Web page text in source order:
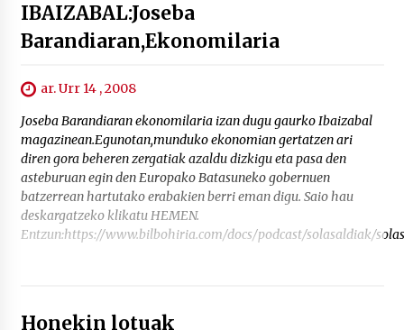
IBAIZABAL:Joseba
Barandiaran,Ekonomilaria
ar. Urr 14 , 2008
Joseba Barandiaran ekonomilaria izan dugu gaurko Ibaizabal
magazinean.Egunotan,munduko ekonomian gertatzen ari
diren gora beheren zergatiak azaldu dizkigu eta pasa den
asteburuan egin den Europako Batasuneko gobernuen
batzerrean hartutako erabakien berri eman digu. Saio hau
deskargatzeko klikatu HEMEN.
Entzun:https://www.bilbohiria.com/docs/podcast/solasaldiak/
Honekin lotuak